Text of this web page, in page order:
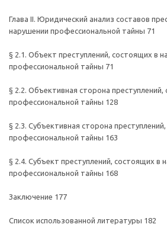
Глава II. Юридический анализ составов
нарушении профессиональной тайны 71
§ 2.1. Объект преступлений, состоящих в
профессиональной тайны 71
§ 2.2. Объективная сторона
профессиональной тайны 128
§ 2.3. Субъективная сторона
профессиональной тайны 163
§ 2.4. Субъект преступлений, состоящих в
профессиональной тайны 168
Заключение 177
Список использованной литературы 182